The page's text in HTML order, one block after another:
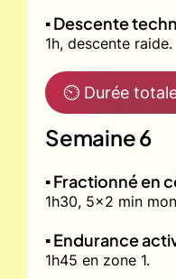
▪️ Descente
1h, descente raide.
⏲ Durée
Semaine 6
▪️ Fractionné en
1h30, 5x2 min
▪️ Endurance
1h45 en zone 1.